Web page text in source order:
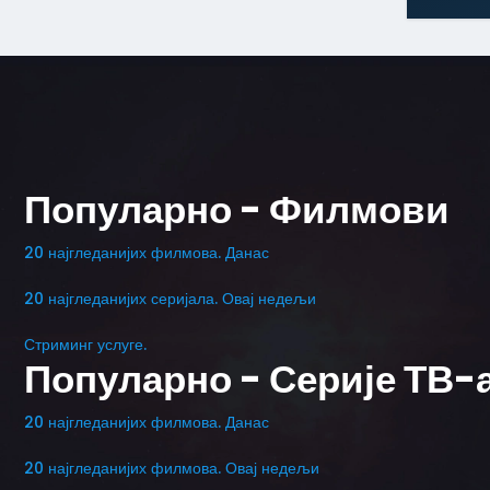
Популарно - Филмови
20 најгледанијих филмова. Данас
20 најгледанијих серијала. Овај недељи
Стриминг услуге.
Популарно - Серије ТВ-
20 најгледанијих филмова. Данас
20 најгледанијих филмова. Овај недељи